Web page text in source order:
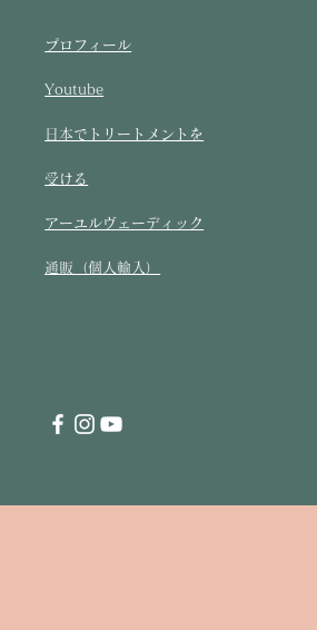
プロフィール
Youtube
​日本でトリートメントを
受ける​
アーユルヴェーディック
通販（個人輸入）